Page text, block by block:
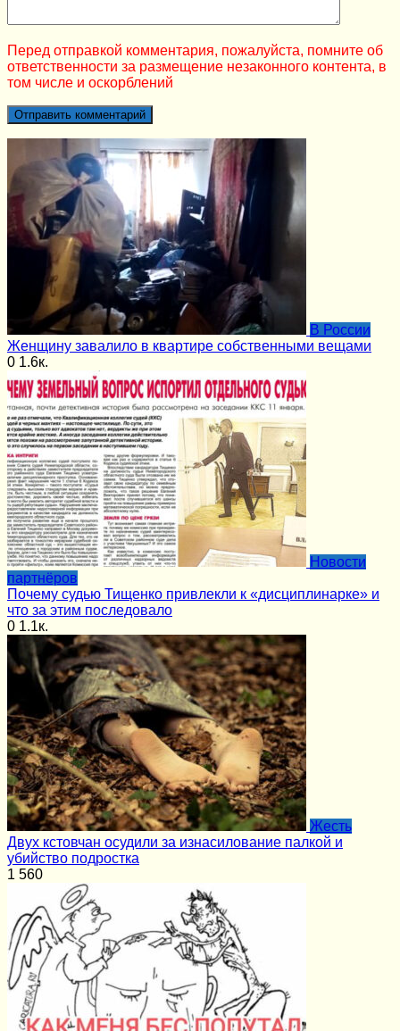
Перед отправкой комментария, пожалуйста, помните об
ответственности за размещение незаконного контента, в
том числе и оскорблений
В России
Женщину завалило в квартире собственными вещами
0 1.6к.
Новости
партнёров
Почему судью Тищенко привлекли к «дисциплинарке» и
что за этим последовало
0 1.1к.
Жесть
Двух кстовчан осудили за изнасилование палкой и
убийство подростка
1 560